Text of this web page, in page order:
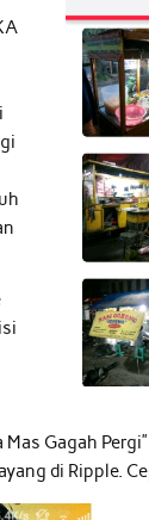
Gagah
di Ripple.